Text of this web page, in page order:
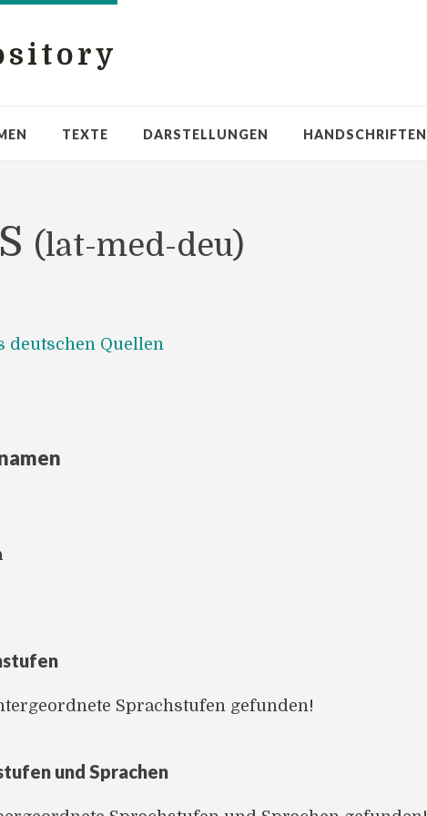
TEXTE DARSTELLUNGEN HANDSCHRIFTEN
(lat-med-deu)
deutschen Quellen
Sprachstufen gefunden!
und Sprachen